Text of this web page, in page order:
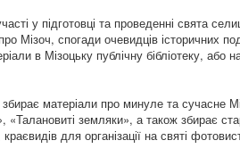
у підготовці та проведенні свята
Мізоч, спогади очевидців історичних
в Мізоцьку публічну бібліотеку, або
збирає матеріали про минуле та сучасне
земляки», а також збирає
для організації на святі